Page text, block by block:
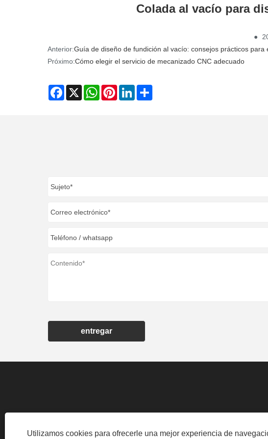
Colada al vacío para
●
Anterior:Guía de diseño de fundición al vacío: consejos prácticos para
Próximo:Cómo elegir el servicio de mecanizado CNC adecuado
Facebook
X WhatsAppPinterestLinkedIn
entregar
CARRETERA INDUSTRIAL, ZONA INDUSTRIAL FAN
Utilizamos cookies para ofrecerle una mejor experiencia de